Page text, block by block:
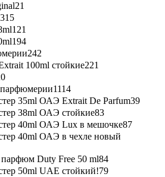
21
315
121
194
242
100ml стойкие221
1114
35ml ОАЭ Extrait De Parfum39
38ml ОАЭ стойкие83
40ml ОАЭ Lux в мешочке87
40ml ОАЭ в чехле новый
Duty Free 50 ml84
50ml UAE стойкий!79